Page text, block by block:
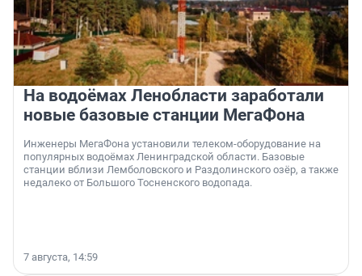
На водоёмах Ленобласти заработали
новые базовые станции МегаФона
Инженеры МегаФона установили телеком-оборудование на
популярных водоёмах Ленинградской области. Базовые
станции вблизи Лемболовского и Раздолинского озёр, а также
недалеко от Большого Тосненского водопада.
7 августа, 14:59